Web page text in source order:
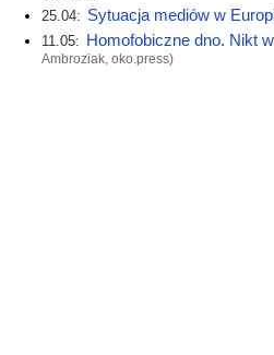
25.04: Sytuacja mediów w
11.05: Homofobiczne dno. Nikt
Ambroziak, oko.press)